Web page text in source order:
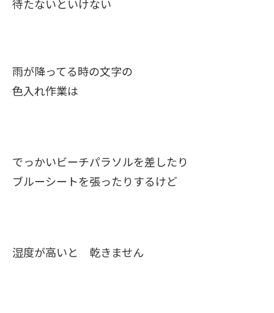
待たないといけない
雨が降ってる時の文字の
色入れ作業は
でっかいビーチパラソルを差したり
ブルーシートを張ったりするけど
湿度が高いと 乾きません